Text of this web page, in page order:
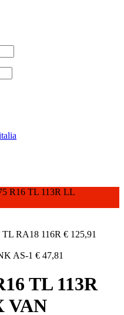
R16 TL 113R LL
RA18 116R € 125,91
AS-1 € 47,81
TL 113R
VAN